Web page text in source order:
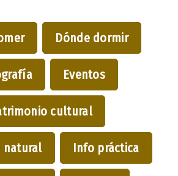
Dónde dormir
Eventos
cultural
natural Info práctica